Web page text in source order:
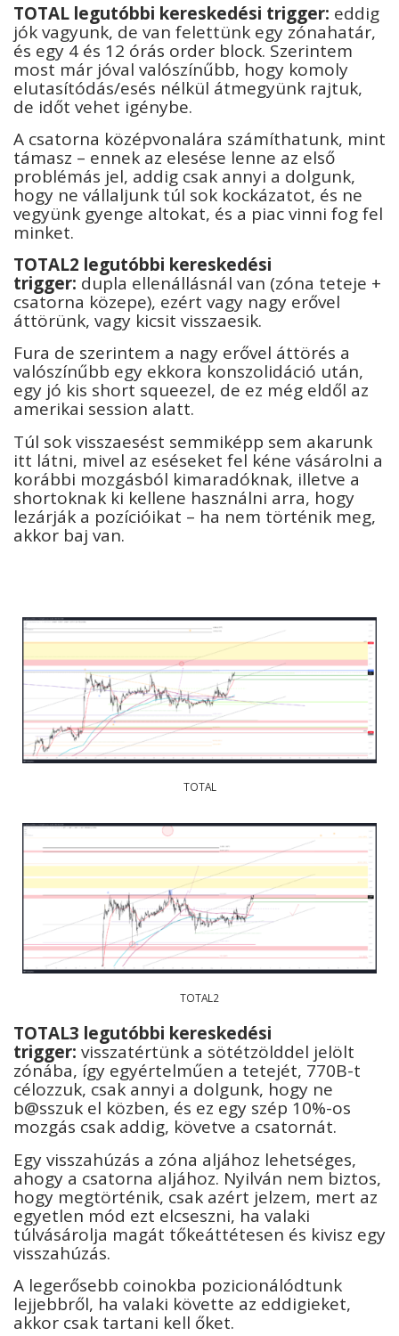
TOTAL legutóbbi kereskedési trigger: eddig
jók vagyunk, de van felettünk egy zónahatár,
és egy 4 és 12 órás order block. Szerintem
most már jóval valószínűbb, hogy komoly
elutasítódás/esés nélkül átmegyünk rajtuk,
de időt vehet igénybe.
A csatorna középvonalára számíthatunk, mint
támasz – ennek az elesése lenne az első
problémás jel, addig csak annyi a dolgunk,
hogy ne vállaljunk túl sok kockázatot, és ne
vegyünk gyenge altokat, és a piac vinni fog fel
minket.
TOTAL2 legutóbbi kereskedési
trigger: dupla ellenállásnál van (zóna teteje +
csatorna közepe), ezért vagy nagy erővel
áttörünk, vagy kicsit visszaesik.
Fura de szerintem a nagy erővel áttörés a
valószínűbb egy ekkora konszolidáció után,
egy jó kis short squeezel, de ez még eldől az
amerikai session alatt.
Túl sok visszaesést semmiképp sem akarunk
itt látni, mivel az eséseket fel kéne vásárolni a
korábbi mozgásból kimaradóknak, illetve a
shortoknak ki kellene használni arra, hogy
lezárják a pozícióikat – ha nem történik meg,
akkor baj van.
TOTAL
TOTAL2
TOTAL3 legutóbbi kereskedési
trigger: visszatértünk a sötétzölddel jelölt
zónába, így egyértelműen a tetejét, 770B-t
célozzuk, csak annyi a dolgunk, hogy ne
b@sszuk el közben, és ez egy szép 10%-os
mozgás csak addig, követve a csatornát.
Egy visszahúzás a zóna aljához lehetséges,
ahogy a csatorna aljához. Nyilván nem biztos,
hogy megtörténik, csak azért jelzem, mert az
egyetlen mód ezt elcseszni, ha valaki
túlvásárolja magát tőkeáttétesen és kivisz egy
visszahúzás.
A legerősebb coinokba pozicionálódtunk
lejjebbről, ha valaki követte az eddigieket,
akkor csak tartani kell őket.